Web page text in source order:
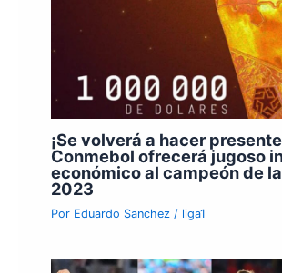
¡Se volverá a hacer
Conmebol ofrecerá jugoso
económico al campeón de la
2023
Por Eduardo Sanchez/ liga1